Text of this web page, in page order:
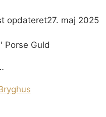
opdateret27. maj 2025